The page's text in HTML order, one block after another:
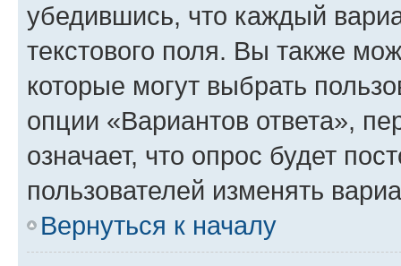
убедившись, что каждый
текстового поля. Вы также
которые могут выбрать
опции «Вариантов ответа»,
означает, что опрос будет
пользователей изменять
Вернуться к началу